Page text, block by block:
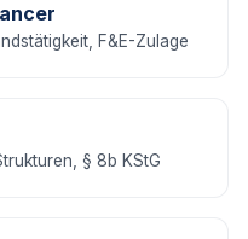
F&E-Zulage
§ 8b KStG